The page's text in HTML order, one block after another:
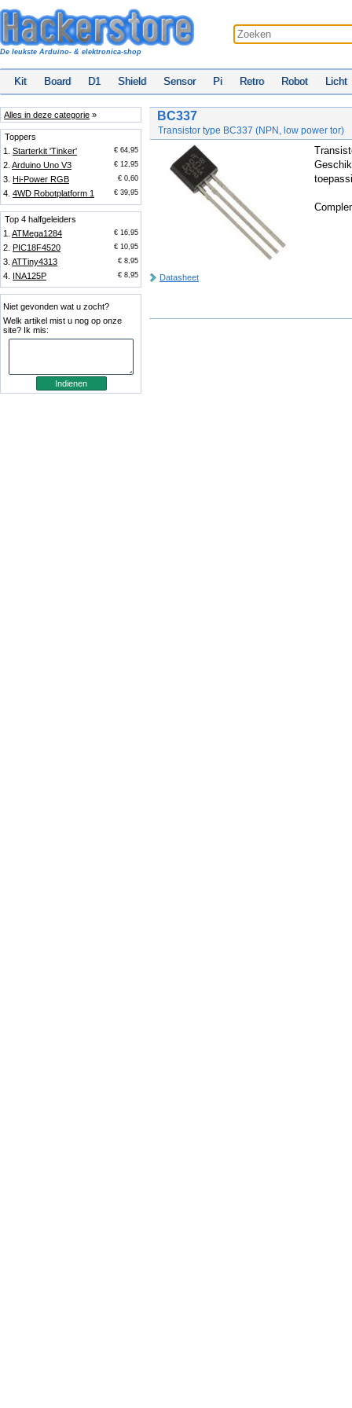
De leukste Arduino- & elektronica-shop
Kit Board D1 Shield Sensor Pi Retro Robot Licht
Alles in deze categorie »
Toppers
1. Starterkit 'Tinker' € 64,95
2. Arduino Uno V3 € 12,95
3. Hi-Power RGB € 0,60
4. 4WD Robotplatform 1 € 39,95
Top 4 halfgeleiders
1. ATMega1284 € 16,95
2. PIC18F4520 € 10,95
3. ATTiny4313 € 8,95
4. INA125P € 8,95
Niet gevonden wat u zocht?
Welk artikel mist u nog op onze
site? Ik mis:
BC337
Transistor type BC337 (NPN, low power tor)
Datasheet